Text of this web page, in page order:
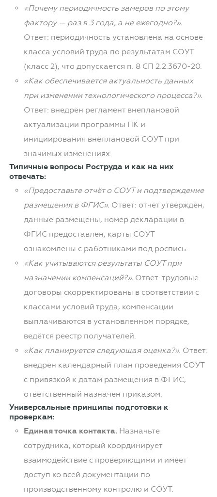
«Почему периодичность замеров по этому
фактору — раз в 3 года, а не ежегодно?».
Ответ: периодичность установлена на основе
класса условий труда по результатам СОУТ
(класс 2), что допускается п. 8 СП 2.2.3670-20.
«Как обеспечивается актуальность данных
при изменении технологического процесса?».
Ответ: внедрён регламент внеплановой
актуализации программы ПК и
инициирования внеплановой СОУТ при
значимых изменениях.
Типичные вопросы Роструда и как на них
отвечать:
«Предоставьте отчёт о СОУТ и подтверждение
размещения в ФГИС». Ответ: отчёт утверждён,
данные размещены, номер декларации в
ФГИС предоставлен, карты СОУТ
ознакомлены с работниками под роспись.
«Как учитываются результаты СОУТ при
назначении компенсаций?». Ответ: трудовые
договоры скорректированы в соответствии с
классами условий труда, компенсации
выплачиваются в установленном порядке,
ведётся реестр получателей.
«Как планируется следующая оценка?». Ответ:
внедрён календарный план проведения СОУТ
с привязкой к датам размещения в ФГИС,
ответственный назначен приказом.
Универсальные принципы подготовки к
проверкам:
Единая точка контакта.Назначьте
сотрудника, который координирует
взаимодействие с проверяющими и имеет
доступ ко всей документации по
производственному контролю и СОУТ.